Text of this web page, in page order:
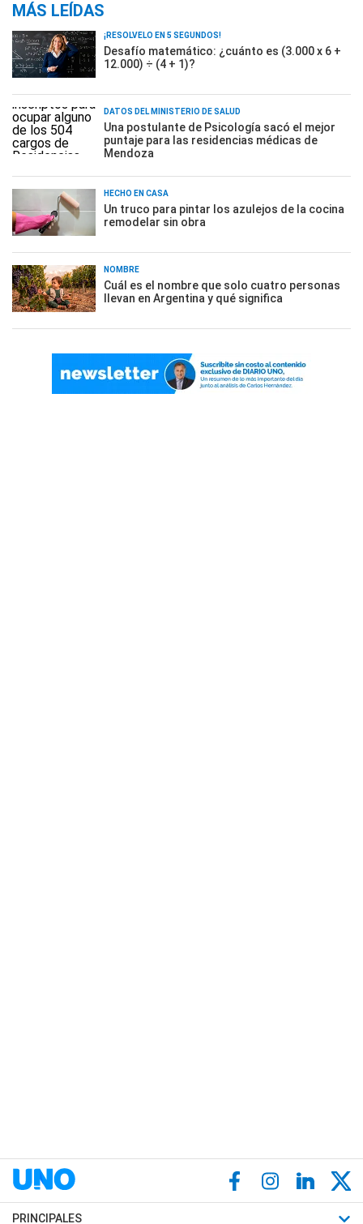
MÁS LEÍDAS
¡RESOLVELO EN 5 SEGUNDOS!
Desafío matemático: ¿cuánto es (3.000 x 6 +
12.000) ÷ (4 + 1)?
DATOS DEL MINISTERIO DE SALUD
Una postulante de Psicología sacó el mejor
puntaje para las residencias médicas de
Mendoza
HECHO EN CASA
Un truco para pintar los azulejos de la cocina
remodelar sin obra
NOMBRE
Cuál es el nombre que solo cuatro personas
llevan en Argentina y qué significa
PRINCIPALES